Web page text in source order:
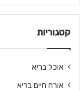
קטגוריות
אוכל בריא
אורח חיים בריא